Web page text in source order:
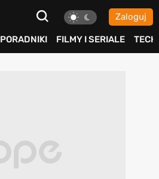
Zaloguj
PORADNIKI FILMY I SERIALE TECH